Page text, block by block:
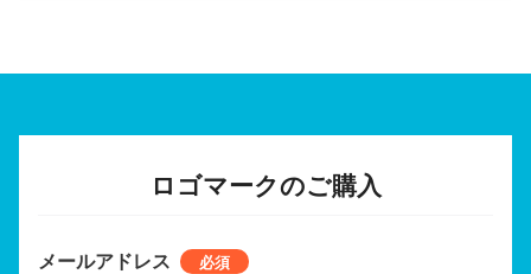
ロゴマークのご購入
メールアドレス